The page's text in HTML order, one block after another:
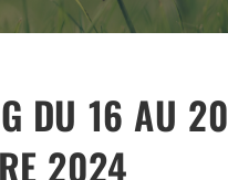
DU 16 AU 20
2024